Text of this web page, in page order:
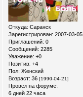
Откуда: Саранск
Зарегистрирован: 2007-03-05
Приглашений: 0
Сообщений: 2285
Уважение: +0
Позитив: +4
Пол: Женский
Возраст: 36 [1990-04-21]
Провел на форуме:
6 дней 22 часа